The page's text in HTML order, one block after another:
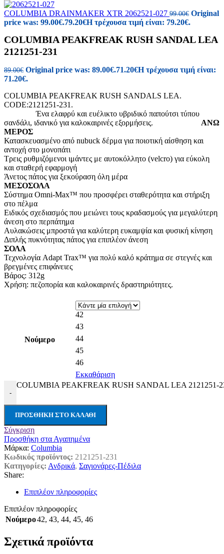
COLUMBIA DRAINMAKER XTR 2062521-027 99.00€ Original
price was: 99.00€.79.20€Η τρέχουσα τιμή είναι: 79.20€.
COLUMBIA PEAKFREAK RUSH SANDAL LEA
2121251-231
89.00€ Original price was: 89.00€.71.20€Η τρέχουσα τιμή είναι:
71.20€.
COLUMBIA PEAKFREAK RUSH SANDALS LEA.
CODE:2121251-231.
Ένα ελαφρύ και ευέλικτο υβριδικό παπούτσι τύπου
σανδάλι, ιδανικό για καλοκαιρινές εξορμήσεις. ΑΝΩ
ΜΕΡΟΣ
Κατασκευασμένο από nubuck δέρμα για ποιοτική αίσθηση και
αντοχή στο μονοπάτι
Τρεις ρυθμιζόμενοι ιμάντες με αυτοκόλλητο (velcro) για εύκολη
και σταθερή εφαρμογή
Άνετος πάτος για ξεκούραση όλη μέρα
ΜΕΣΟΣΟΛΑ
Σύστημα Omni-Max™ που προσφέρει σταθερότητα και στήριξη
στο πέλμα
Ειδικός σχεδιασμός που μειώνει τους κραδασμούς για μεγαλύτερη
άνεση στο περπάτημα
Αυλακώσεις μπροστά για καλύτερη ευκαμψία και φυσική κίνηση
Διπλής πυκνότητας πάτος για επιπλέον άνεση
ΣΟΛΑ
Τεχνολογία Adapt Trax™ για πολύ καλό κράτημα σε στεγνές και
βρεγμένες επιφάνειες
Βάρος: 312g
Χρήση: πεζοπορία και καλοκαιρινές δραστηριότητες.
Νούμερο
42
43
44
45
46
Εκκαθάριση
-
COLUMBIA PEAKFREAK RUSH SANDAL LEA 2121251-
ΠΡΟΣΘΉΚΗ ΣΤΟ ΚΑΛΆΘΙ
Σύγκριση
Προσθήκη στα Αγαπημένα
Μάρκα: Columbia
Κωδικός προϊόντος: 2121251-231
Κατηγορίες: Ανδρικά, Σαγιονάρες-Πέδιλα
Share:
Επιπλέον πληροφορίες
Επιπλέον πληροφορίες
Νούμερο42, 43, 44, 45, 46
Σχετικά προϊόντα